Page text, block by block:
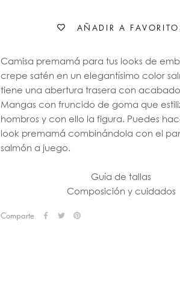
AÑADIR A
Camisa premamá para tus looks de
crepe satén en un elegantísimo color
tiene una abertura trasera con
Mangas con fruncido de goma que
hombros y con ello la figura. Puedes
look premamá combinándola con el
salmón a juego.
Guía de tallas
Composición y cuidados
Comparte